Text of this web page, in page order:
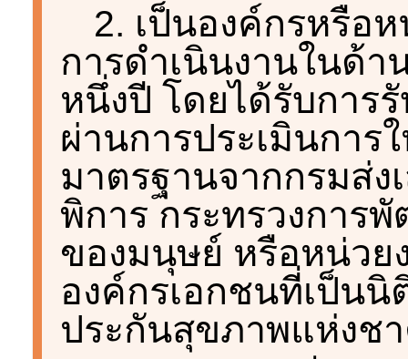
2. เป็นองค์กรหรือ
การดำเนินงานในด้
หนึ่งปี โดยได้รับการ
ผ่านการประเมินการ
มาตรฐานจากกรมส่
พิการ กระทรวงการ
ของมนุษย์ หรือหน่วย
องค์กรเอกชนที่เป็น
ประกันสุขภาพแห่งช